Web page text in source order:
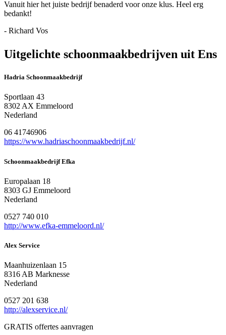
Vanuit hier het juiste bedrijf benaderd voor onze klus. Heel erg
bedankt!
- Richard Vos
Uitgelichte schoonmaakbedrijven uit Ens
Hadria Schoonmaakbedrijf
Sportlaan 43
8302 AX Emmeloord
Nederland
06 41746906
https://www.hadriaschoonmaakbedrijf.nl/
Schoonmaakbedrijf Efka
Europalaan 18
8303 GJ Emmeloord
Nederland
0527 740 010
http://www.efka-emmeloord.nl/
Alex Service
Maanhuizenlaan 15
8316 AB Marknesse
Nederland
0527 201 638
http://alexservice.nl/
GRATIS offertes aanvragen